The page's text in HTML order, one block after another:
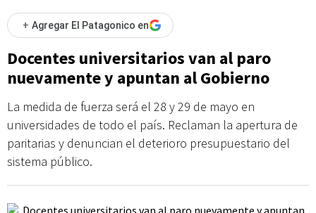
+ Agregar El Patagonico en
Docentes universitarios van al paro
nuevamente y apuntan al Gobierno
La medida de fuerza será el 28 y 29 de mayo en
universidades de todo el país. Reclaman la apertura de
paritarias y denuncian el deterioro presupuestario del
sistema público.